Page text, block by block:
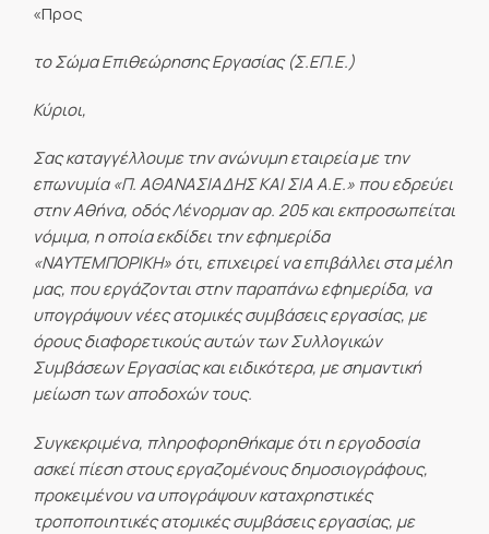
«Προς
το Σώμα Επιθεώρησης Εργασίας (Σ.ΕΠ.Ε.)
Κύριοι,
Σας καταγγέλλουμε την ανώνυμη εταιρεία με την
επωνυμία «Π. ΑΘΑΝΑΣΙΑΔΗΣ ΚΑΙ ΣΙΑ Α.Ε.» που εδρεύει
στην Αθήνα, οδός Λένορμαν αρ. 205 και εκπροσωπείται
νόμιμα, η οποία εκδίδει την εφημερίδα
«ΝΑΥΤΕΜΠΟΡΙΚΗ» ότι, επιχειρεί να επιβάλλει στα μέλη
μας, που εργάζονται στην παραπάνω εφημερίδα, να
υπογράψουν νέες ατομικές συμβάσεις εργασίας, με
όρους διαφορετικούς αυτών των Συλλογικών
Συμβάσεων Εργασίας και ειδικότερα, με σημαντική
μείωση των αποδοχών τους.
Συγκεκριμένα, πληροφορηθήκαμε ότι η εργοδοσία
ασκεί πίεση στους εργαζομένους δημοσιογράφους,
προκειμένου να υπογράψουν καταχρηστικές
τροποποιητικές ατομικές συμβάσεις εργασίας, με